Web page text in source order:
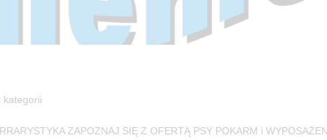
kategorii
ZAPOZNAJ SIĘ Z OFERTĄ PSY POKARM i